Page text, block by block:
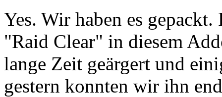
Yes. Wir haben es
"Raid Clear" in diesem
lange Zeit geärgert und
gestern konnten wir ihn